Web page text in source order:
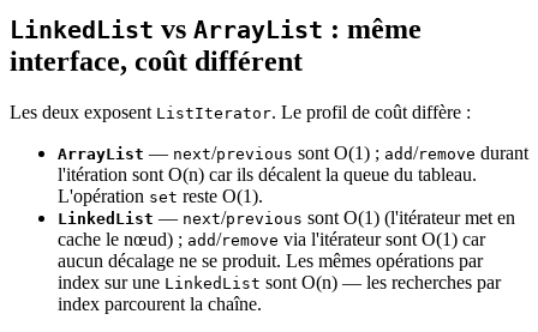
LinkedList vs ArrayList : même
interface, coût différent
Les deux exposent ListIterator. Le profil de coût diffère :
ArrayList — next/previous sont O(1) ; add/remove durant
l'itération sont O(n) car ils décalent la queue du tableau.
L'opération set reste O(1).
LinkedList — next/previous sont O(1) (l'itérateur met en
cache le nœud) ; add/remove via l'itérateur sont O(1) car
aucun décalage ne se produit. Les mêmes opérations par
index sur une LinkedList sont O(n) — les recherches par
index parcourent la chaîne.